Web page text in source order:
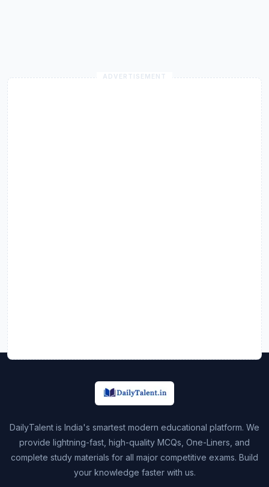
DailyTalent is India's smartest modern educational platform. We
provide lightning-fast, high-quality MCQs, One-Liners, and
complete study materials for all major competitive exams. Build
your knowledge faster with us.